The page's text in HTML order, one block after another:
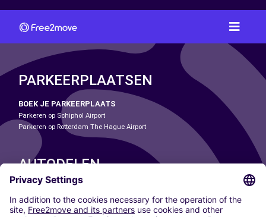
PARKEERPLAATSEN
BOEK JE PARKEERPLAATS
Parkeren op Schiphol Airport
Parkeren op Rotterdam The Hague Airport
AUTODELEN
ONZE STEDEN
Paris
Madrid